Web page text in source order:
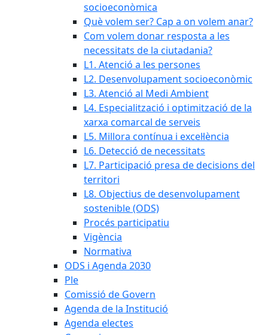
socioeconòmica
Què volem ser? Cap a on volem anar?
Com volem donar resposta a les
necessitats de la ciutadania?
L1. Atenció a les persones
L2. Desenvolupament socioeconòmic
L3. Atenció al Medi Ambient
L4. Especialització i optimització de la
xarxa comarcal de serveis
L5. Millora contínua i excel·lència
L6. Detecció de necessitats
L7. Participació presa de decisions del
territori
L8. Objectius de desenvolupament
sostenible (ODS)
Procés participatiu
Vigència
Normativa
ODS i Agenda 2030
Ple
Comissió de Govern
Agenda de la Institució
Agenda electes